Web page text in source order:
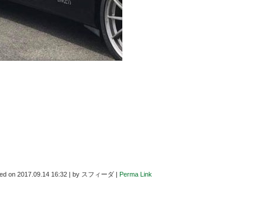
on 2017.09.14 16:32 by スフィーダ Perma Link